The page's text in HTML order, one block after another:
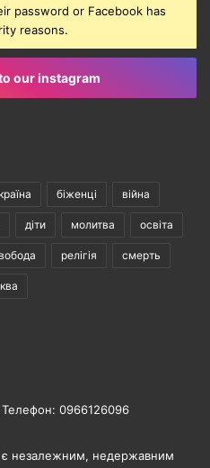
password or Facebook has
reasons.
our instagram
біженці війна
діти молитва освіта
релігія смерть
0966126096
є незалежним, недержавним